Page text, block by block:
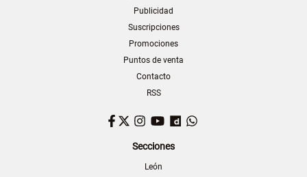
Publicidad
Suscripciones
Promociones
Puntos de venta
Contacto
RSS
Facebook
TwitterInstagram
YouTubeDailymotion
Secciones
León